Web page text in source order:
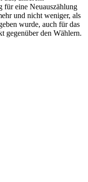
für eine Neuauszählung
und nicht weniger, als
wurde, auch für das
gegenüber den Wählern.